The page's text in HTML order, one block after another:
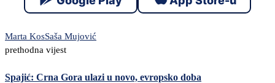
Marta KosSaša Mujović
prethodna vijest
Spajić: Crna Gora ulazi u novo, evropsko doba